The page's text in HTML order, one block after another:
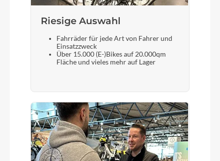
Riesige Auswahl
Fahrräder für jede Art von Fahrer und
Einsatzzweck
Über 15.000 (E-)Bikes auf 20.000qm
Fläche und vieles mehr auf Lager